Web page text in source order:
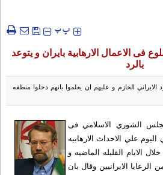
‍‍‍ پپ
فی الاعمال الارهابیة بایران و یتوعد
بالرد
الايراني الحازم و عليهم ان يعلموا بانهم دخلوا منطقه
الشوري الاسلامي فی
اليوم علي الاحداث الارهابيه
الايام القليله الماضيه و
الايرانيين وقال بان